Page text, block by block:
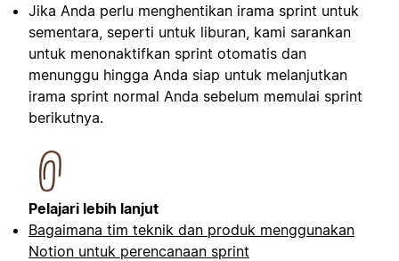
Jika Anda perlu menghentikan irama sprint untuk
sementara, seperti untuk liburan, kami sarankan
untuk menonaktifkan sprint otomatis dan
menunggu hingga Anda siap untuk melanjutkan
irama sprint normal Anda sebelum memulai sprint
berikutnya.
Pelajari lebih lanjut
Bagaimana tim teknik dan produk menggunakan
Notion untuk perencanaan sprint